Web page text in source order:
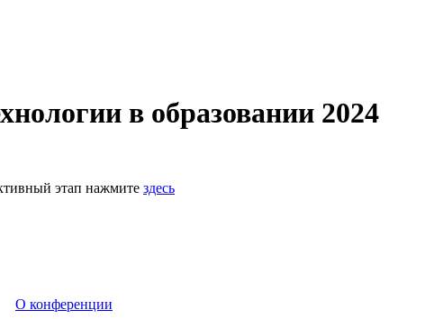
в образовании 2024
этап нажмите здесь
О конференции